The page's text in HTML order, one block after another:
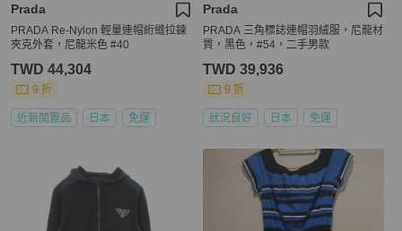
Prada
PRADA Re-Nylon 輕量連帽絎縫拉鍊
夾克外套，尼龍米色 #40
TWD 44,304
9 折
近新閒置品 日本 免運
Prada
PRADA 三角標誌連帽羽絨服，尼龍材
質，黑色，#54，二手男款
TWD 39,936
9 折
狀況良好 日本 免運